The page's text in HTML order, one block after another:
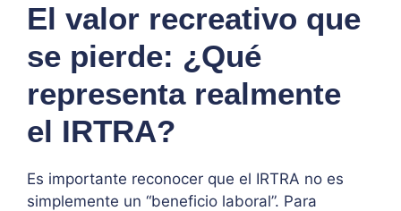
El valor recreativo que
se pierde: ¿Qué
representa realmente
el IRTRA?
Es importante reconocer que el IRTRA no es
simplemente un “beneficio laboral”. Para